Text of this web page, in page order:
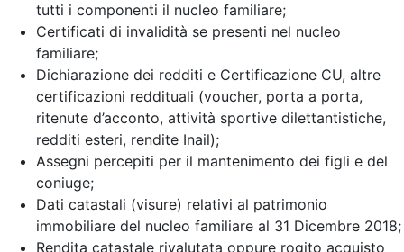
tutti i componenti il nucleo familiare;
Certificati di invalidità se presenti nel nucleo
familiare;
Dichiarazione dei redditi e Certificazione CU, altre
certificazioni reddituali (voucher, porta a porta,
ritenute d’acconto, attività sportive dilettantistiche,
redditi esteri, rendite Inail);
Assegni percepiti per il mantenimento dei figli e del
coniuge;
Dati catastali (visure) relativi al patrimonio
immobiliare del nucleo familiare al 31 Dicembre 2018;
Rendita catastale rivalutata oppure rogito acquisto